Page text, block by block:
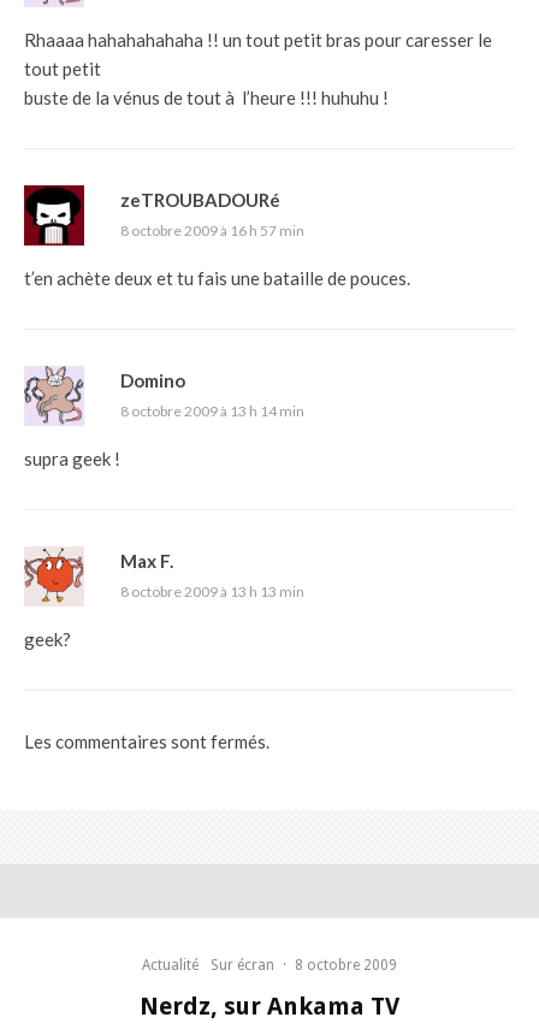
Rhaaaa hahahahahaha !! un tout petit bras pour caresser le
tout petit
buste de la vénus de tout à l’heure !!! huhuhu !
zeTROUBADOURé
8 octobre 2009 à 16 h 57 min
t’en achète deux et tu fais une bataille de pouces.
Domino
8 octobre 2009 à 13 h 14 min
supra geek !
Max F.
8 octobre 2009 à 13 h 13 min
geek?
Les commentaires sont fermés.
Actualité Sur écran · 8 octobre 2009
Nerdz, sur Ankama TV